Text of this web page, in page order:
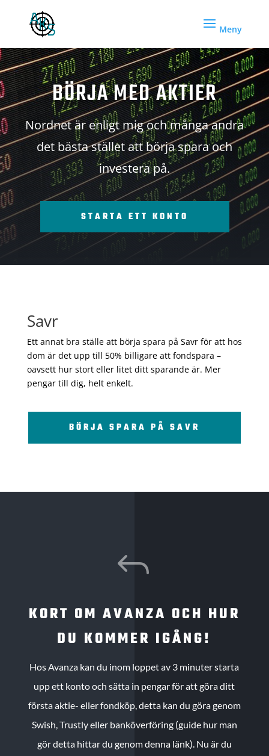
BÖRJA MED AKTIER
Nordnet är enligt mig och många andra
det bästa stället att börja spara och
investera på.
STARTA ETT KONTO
Savr
Ett annat bra ställe att börja spara på Savr för att hos
dom är det upp till 50% billigare att fondspara –
oavsett hur stort eller litet ditt sparande är. Mer
pengar till dig, helt enkelt.
BÖRJA SPARA PÅ SAVR
J
KORT OM AVANZA OCH HUR
DU KOMMER IGÅNG!
Hos Avanza kan du inom loppet av 3 minuter starta
upp ett konto och sätta in pengar för att göra ditt
första aktie- eller fondköp, detta kan du göra genom
Swish, Trustly eller banköverföring (guide hur man
gör detta hittar du genom denna länk). Nu är du